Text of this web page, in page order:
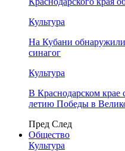
Культура
На Кубани
синагог
Культура
В Краснодарском крае
летию Победы в
Пред След
Общество
Культура